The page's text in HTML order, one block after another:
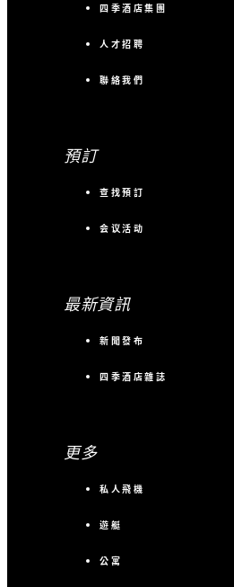
四季酒店集團
人才招聘
聯絡我們
預訂
查找預訂
会议活动
最新資訊
新聞發布
四季酒店雜誌
更多
私人飛機
遊艇
公寓